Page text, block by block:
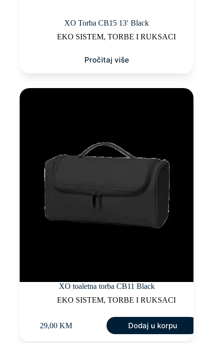
XO Torba CB15 13′ Black
EKO SISTEM,TORBE I RUKSACI
Pročitaj više
XO toaletna torba CB11 Black
EKO SISTEM,TORBE I RUKSACI
29,00 KM Dodaj u korpu